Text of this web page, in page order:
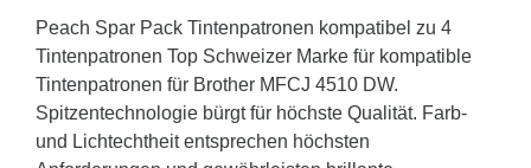
Peach Spar Pack Tintenpatronen kompatibel zu 4
Tintenpatronen Top Schweizer Marke für kompatible
Tintenpatronen für Brother MFCJ 4510 DW.
Spitzentechnologie bürgt für höchste Qualität. Farb-
und Lichtechtheit entsprechen höchsten